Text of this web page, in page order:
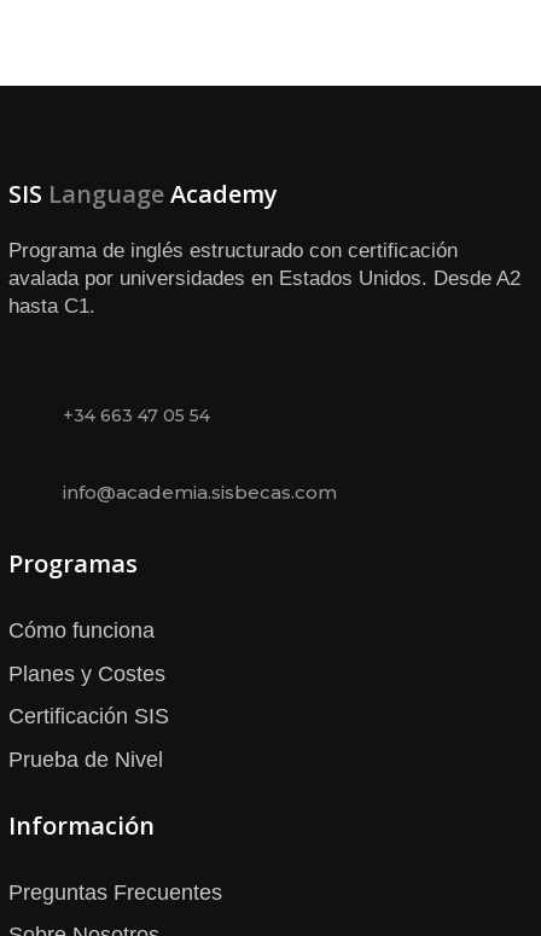
SIS LanguageAcademy
Programa de inglés estructurado con certificación
avalada por universidades en Estados Unidos. Desde A2
hasta C1.
+34 663 47 05 54
info@academia.sisbecas.com
Programas
Cómo funciona
Planes y Costes
Certificación SIS
Prueba de Nivel
Información
Preguntas Frecuentes